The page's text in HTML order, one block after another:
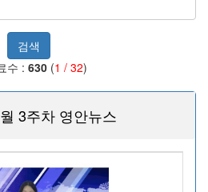
검색
수 : 630 (1 / 32)
3주차 영안뉴스